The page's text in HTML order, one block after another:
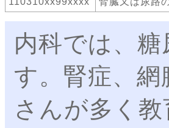
内科では、
す。腎症、
さんが多く